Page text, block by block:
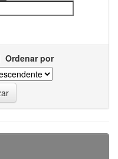
Ordenar por